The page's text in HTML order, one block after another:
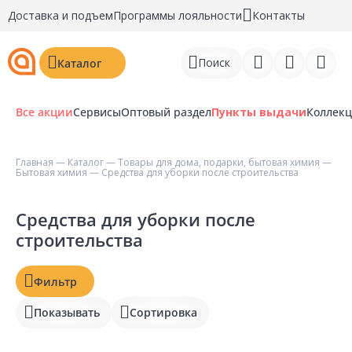
Доставка и подъемПрограммы лояльности Контакты
Каталог Поиск
Войти
Регистрация
Перейти к сравнению
Недавно просмотренные
Все акцииСервисыОптовый разделПункты выдачи
Главная — Каталог—Товары для дома, подарки, бытовая химия —
Бытовая химия — Средства для уборки после строительства
Средства для уборки после
строительства
Наличие на складах
Статус
Отзывы
Рейтинг
Фильтр
Показывать Сортировка